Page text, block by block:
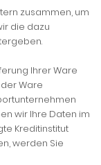
zusammen, um
die dazu
Ihrer Ware
Ware
wir Ihre Daten im
Kreditinstitut
werden Sie